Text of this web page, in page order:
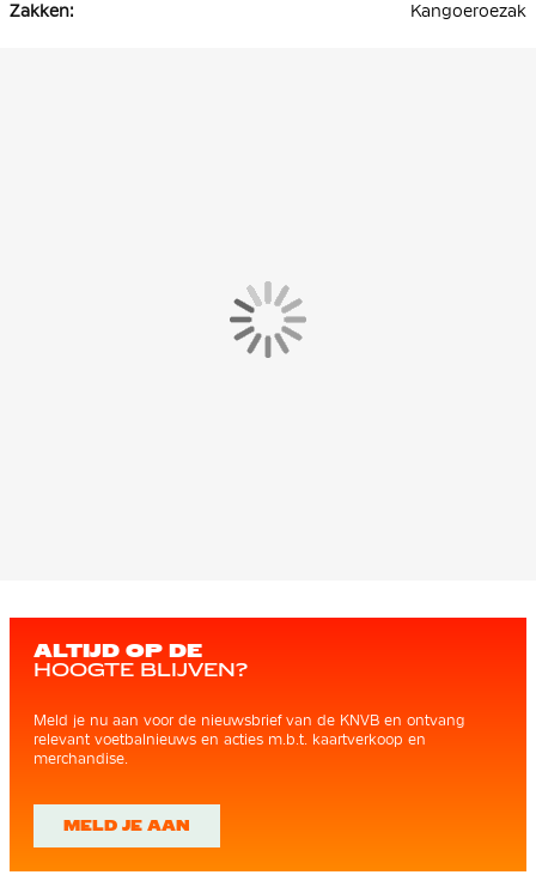
Kangoeroezak
ALTIJD OP DE
HOOGTE BLIJVEN?
Meld je nu aan voor de nieuwsbrief van de KNVB en ontvang
relevant voetbalnieuws en acties m.b.t. kaartverkoop en
merchandise.
MELD JE AAN